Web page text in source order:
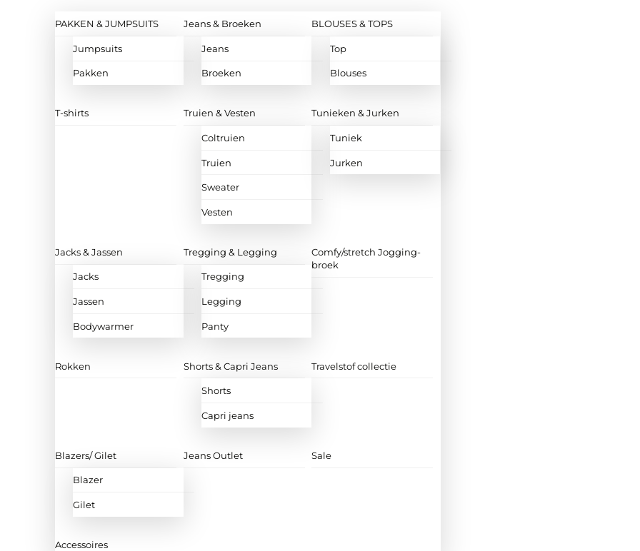
PAKKEN & JUMPSUITS
Jumpsuits
Pakken
Jeans & Broeken
Jeans
Broeken
BLOUSES & TOPS
Top
Blouses
T-shirts Truien & Vesten
Coltruien
Truien
Sweater
Vesten
Tunieken & Jurken
Tuniek
Jurken
Jacks & Jassen
Jacks
Jassen
Bodywarmer
Tregging & Legging
Tregging
Legging
Panty
Comfy/stretch Jogging-
broek
Rokken Shorts & Capri Jeans
Shorts
Capri jeans
Travelstof collectie
Blazers/ Gilet
Blazer
Gilet
Jeans Outlet Sale
Accessoires